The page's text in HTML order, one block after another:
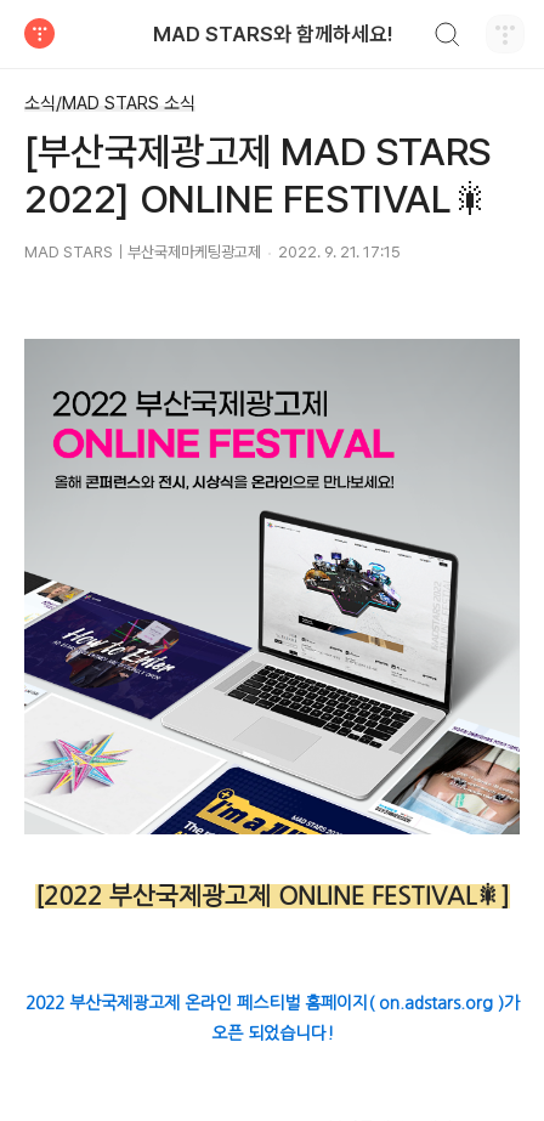
MAD STARS와 함께하세요!
소식/MAD STARS 소식
[부산국제광고제 MAD STARS
2022] ONLINE FESTIVAL🎇
MAD STARS｜부산국제마케팅광고제 2022. 9. 21. 17:15
[2022 부산국제광고제 ONLINE FESTIVAL🎇]
2022 부산국제광고제 온라인 페스티벌 홈페이지( on.adstars.org )가
오픈 되었습니다!